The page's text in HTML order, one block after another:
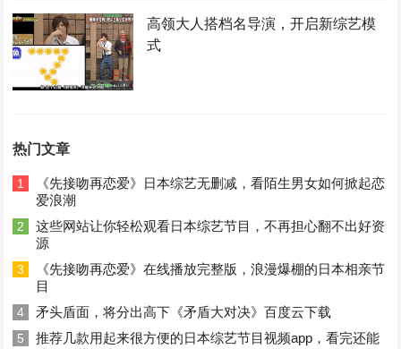
高领大人搭档名导演，开启新综艺模
式
热门文章
1
《先接吻再恋爱》日本综艺无删减，看陌生男女如何掀起恋
爱浪潮
2
这些网站让你轻松观看日本综艺节目，不再担心翻不出好资
源
3
《先接吻再恋爱》在线播放完整版，浪漫爆棚的日本相亲节
目
4 矛头盾面，将分出高下《矛盾大对决》百度云下载
5
推荐几款用起来很方便的日本综艺节目视频app，看完还能